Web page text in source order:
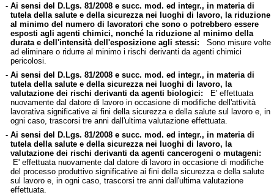
- Ai sensi del D.Lgs. 81/2008 e succ. mod. ed integr., in materia di
tutela della salute e della sicurezza nei luoghi di lavoro, la riduzione
al minimo del numero di lavoratori che sono o potrebbero essere
esposti agli agenti chimici, nonché la riduzione al minimo della
durata e dell'intensità dell'esposizione agli stessi: Sono misure volte
ad eliminare o ridurre al minimo i rischi derivanti da agenti chimici
pericolosi.
- Ai sensi del D.Lgs. 81/2008 e succ. mod. ed integr., in materia di
tutela della salute e della sicurezza nei luoghi di lavoro, la
valutazione dei rischi derivanti da agenti biologici: E' effettuata
nuovamente dal datore di lavoro in occasione di modifiche dell'attività
lavorativa significative ai fini della sicurezza e della salute sul lavoro e, in
ogni caso, trascorsi tre anni dall'ultima valutazione effettuata.
- Ai sensi del D.Lgs. 81/2008 e succ. mod. ed integr., in materia di
tutela della salute e della sicurezza nei luoghi di lavoro, la
valutazione dei rischi derivanti da agenti cancerogeni o mutageni:
E' effettuata nuovamente dal datore di lavoro in occasione di modifiche
del processo produttivo significative ai fini della sicurezza e della salute
sul lavoro e, in ogni caso, trascorsi tre anni dall'ultima valutazione
effettuata.